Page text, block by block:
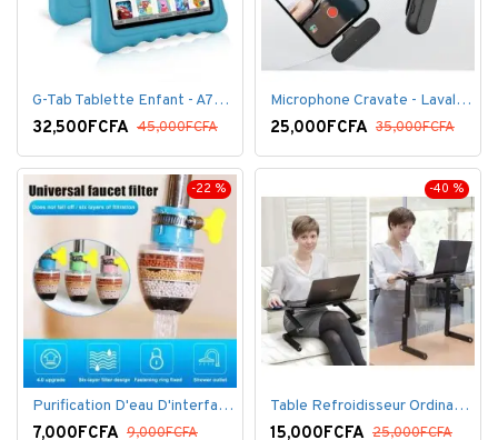
G-Tab Tablette Enfant - A707 - Ecran 7" - RAM 1 Go - ROM 8 Go - 0.3 Mégapixels + pochette offerte
32,500FCFA 45,000FCFA
Microphone Cravate - Lavalier pour smartphone, enregistrement vidéo YouTube Live Stream K60 For Type
25,000FCFA 35,000FCFA
-22 %
Purification D'eau D'interface De Filtre De Robinet
7,000FCFA 9,000FCFA
-40 %
Table Refroidisseur Ordinateur Portable
15,000FCFA 25,000FCFA